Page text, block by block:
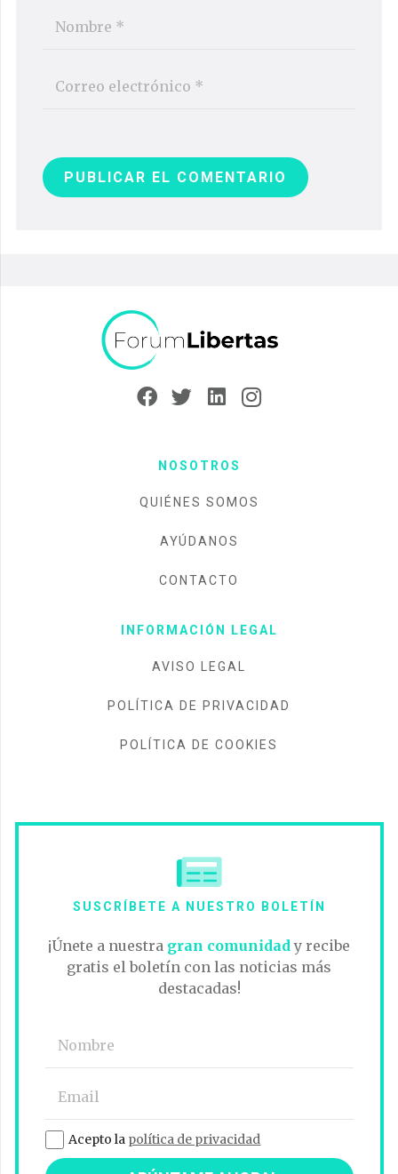
PUBLICAR EL COMENTARIO
NOSOTROS
QUIÉNES SOMOS
AYÚDANOS
CONTACTO
INFORMACIÓN LEGAL
AVISO LEGAL
POLÍTICA DE PRIVACIDAD
POLÍTICA DE COOKIES
SUSCRÍBETE A NUESTRO BOLETÍN
¡Únete a nuestra gran comunidad y recibe
gratis el boletín con las noticias más
destacadas!
Acepto la política de privacidad